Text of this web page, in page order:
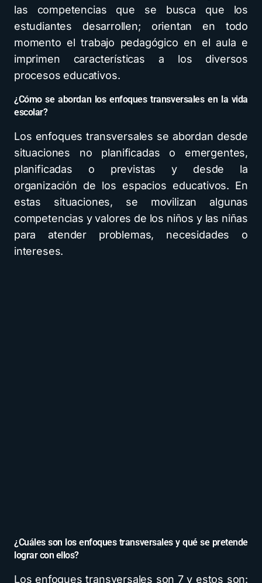
las competencias que se busca que los
estudiantes desarrollen; orientan en todo
momento el trabajo pedagógico en el aula e
imprimen características a los diversos
procesos educativos.
¿Cómo se abordan los enfoques transversales en la vida
escolar?
Los enfoques transversales se abordan desde
situaciones no planificadas o emergentes,
planificadas o previstas y desde la
organización de los espacios educativos. En
estas situaciones, se movilizan algunas
competencias y valores de los niños y las niñas
para atender problemas, necesidades o
intereses.
¿Cuáles son los enfoques transversales y qué se pretende
lograr con ellos?
Los enfoques transversales son 7 y estos son: